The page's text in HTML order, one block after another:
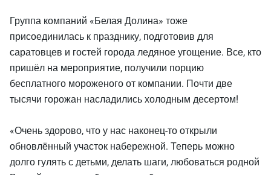
Группа компаний «Белая Долина» тоже
присоединилась к празднику, подготовив для
саратовцев и гостей города ледяное угощение. Все, кто
пришёл на мероприятие, получили порцию
бесплатного мороженого от компании. Почти две
тысячи горожан насладились холодным десертом!
«Очень здорово, что у нас наконец-то открыли
обновлённый участок набережной. Теперь можно
долго гулять с детьми, делать шаги, любоваться родной